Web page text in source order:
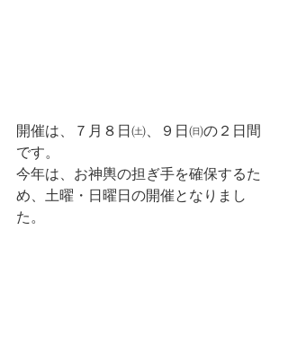
開催は、７月８日㈯、９日㈰の２日間
です。
今年は、お神輿の担ぎ手を確保するた
め、土曜・日曜日の開催となりまし
た。